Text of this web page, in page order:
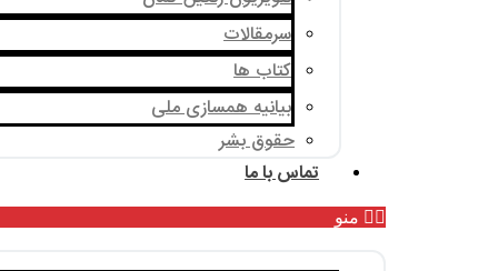
سرمقالات
کتاب ها
بیانیه همسازی ملی
حقوق بشر
تماس با ما
منو